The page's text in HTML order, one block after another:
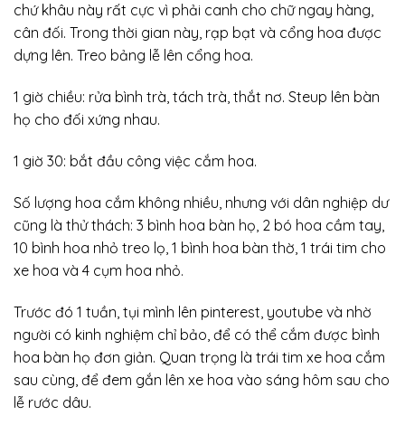
chứ khâu này rất cực vì phải canh cho chữ ngay hàng,
cân đối. Trong thời gian này, rạp bạt và cổng hoa được
dựng lên. Treo bảng lễ lên cổng hoa.
1 giờ chiều: rửa bình trà, tách trà, thắt nơ. Steup lên bàn
họ cho đối xứng nhau.
1 giờ 30: bắt đầu công việc cắm hoa.
Số lượng hoa cắm không nhiều, nhưng với dân nghiệp dư
cũng là thử thách: 3 bình hoa bàn họ, 2 bó hoa cầm tay,
10 bình hoa nhỏ treo lọ, 1 bình hoa bàn thờ, 1 trái tim cho
xe hoa và 4 cụm hoa nhỏ.
Trước đó 1 tuần, tụi mình lên pinterest, youtube và nhờ
người có kinh nghiệm chỉ bảo, để có thể cắm được bình
hoa bàn họ đơn giản. Quan trọng là trái tim xe hoa cắm
sau cùng, để đem gắn lên xe hoa vào sáng hôm sau cho
lễ rước dâu.